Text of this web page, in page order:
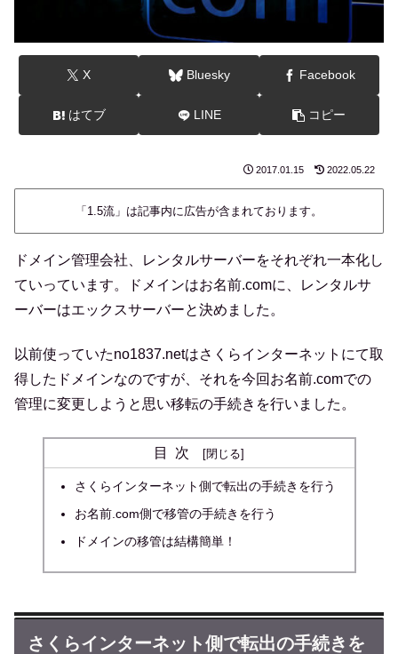
X Bluesky Facebook
はてブ LINE コピー
2017.01.15 2022.05.22
「1.5流」は記事内に広告が含まれております。
ドメイン管理会社、レンタルサーバーをそれぞれ一本化し
ていっています。ドメインはお名前.comに、レンタルサ
ーバーはエックスサーバーと決めました。
以前使っていたno1837.netはさくらインターネットにて取
得したドメインなのですが、それを今回お名前.comでの
管理に変更しようと思い移転の手続きを行いました。
目次
さくらインターネット側で転出の手続きを行う
お名前.com側で移管の手続きを行う
ドメインの移管は結構簡単！
さくらインターネット側で転出の手続きを